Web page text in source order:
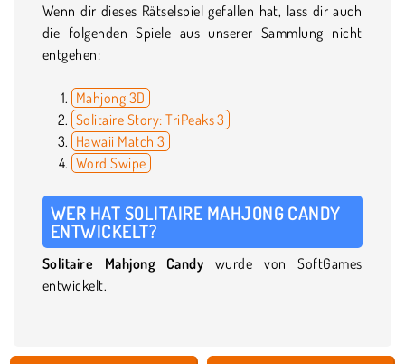
Wenn dir dieses Rätselspiel gefallen hat, lass dir auch
die folgenden Spiele aus unserer Sammlung nicht
entgehen:
Mahjong 3D
Solitaire Story: TriPeaks 3
Hawaii Match 3
Word Swipe
WER HAT SOLITAIRE MAHJONG CANDY
ENTWICKELT?
Solitaire Mahjong Candy wurde von SoftGames
entwickelt.